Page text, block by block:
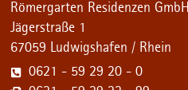
Römergarten Residenzen GmbH
Jägerstraße 1
67059 Ludwigshafen / Rhein
0621 - 59 29 20 - 0